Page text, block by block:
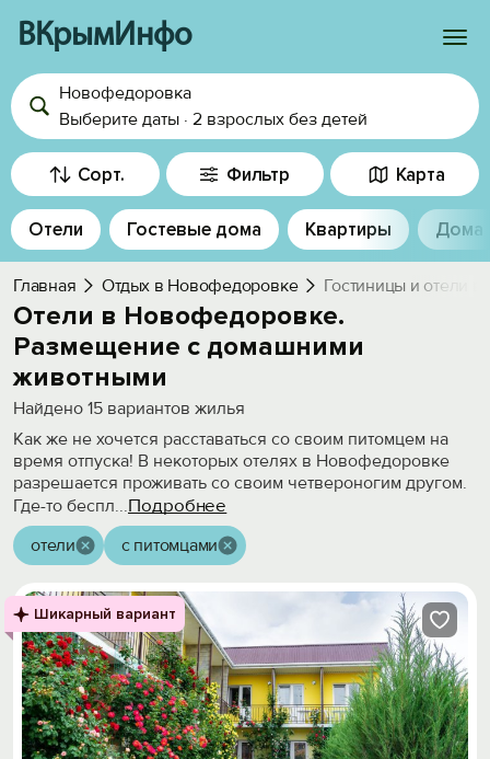
ВКрымИнфо
Войти
Избранное
История просмотра
Добавить свой объект
Новофедоровка
Выберите даты · 2 взрослых без детей
Сорт. Фильтр Карта
Отели Гостевые дома Квартиры Дома
Главная Отдых в Новофедоровке Гостиницы и отели
Отели в Новофедоровке.
Размещение с домашними
животными
Найдено 15 вариантов жилья
Как же не хочется расставаться со своим питомцем на
время отпуска! В некоторых отелях в Новофедоровке
разрешается проживать со своим четвероногим другом.
Где-то беспл...Подробнее
отели с питомцами
Шикарный вариант